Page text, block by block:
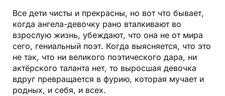
Все дети чисты и прекрасны, но вот что бывает,
когда ангела-девочку рано вталкивают во
взрослую жизнь, убеждают, что она не от мира
сего, гениальный поэт. Когда выясняется, что это
не так, что ни великого поэтического дара, ни
актёрского таланта нет, то выросшая девочка
вдруг превращается в фурию, которая мучает и
родных, и себя, и всех.